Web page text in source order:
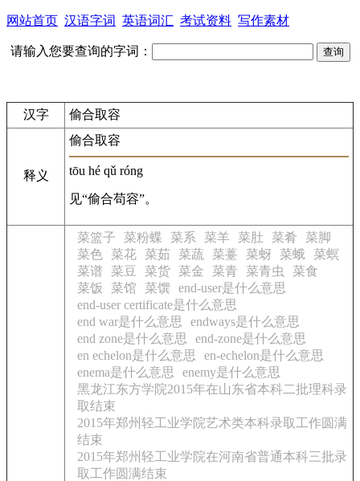
网站首页 汉语字词 英语词汇 考试资料 写作素材
请输入您要查询的字词：
汉字 偷合取容
释义
偷合取容
tōu hé qǔ róng
见“偷合苟容”。
菜篮子 菜粉蝶 菜系 菜羊 菜肚 菜肴
菜脚
菜色
菜花 菜茹 菜蔬 菜薹 菜蚜 菜蛾
菜螟
菜谱
菜豆 菜货 菜金 菜青 菜青虫
菜食
菜饭
菜馆 菜馔 end-user是什么意思
end-user certificate是什么意思
end war是什么意思
endways是什么意思
end zone是什么意思
end-zone是什么意思
en echelon是什么意思
en-echelon是什么意思
enema是什么意思
enemy是什么意思
黑龙江东方学院2015年在山东省本科二批理科录
取结束
2015年郑州轻工业学院艺术类本科录取工作圆满
结束
2015年郑州轻工业学院在河南省普通本科三批录
取工作圆满结束